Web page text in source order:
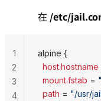
在 /etc/
  host.hostname
  mount.fstab
=
  path
= "/usr/
1
2
3
4